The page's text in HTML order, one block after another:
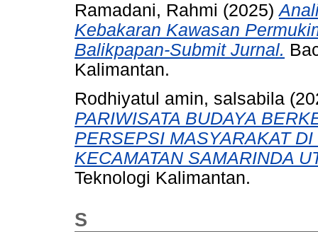
Ramadani, Rahmi (2025)
Kebakaran Kawasan
Balikpapan-Submit Jurnal.
Kalimantan.
Rodhiyatul amin, salsabila
PARIWISATA BUDAYA
PERSEPSI MASYARAKAT
KECAMATAN SAMARINDA
Teknologi Kalimantan.
S